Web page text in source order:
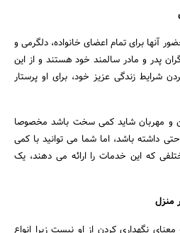
آنها برای تمام اعضای خانواده، دلگرمی و
پدر و مادر سالمند خود هستند و از این
شرایط زندگی عزیز خود، برای او پرستار
و مهربان شاید کمی سخت باشد مخصوصا
داشته باشد، اما شما می توانید با کمی
که این خدمات را ارائه می دهند، یک
منزل